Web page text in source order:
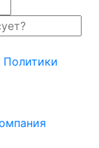
Политики